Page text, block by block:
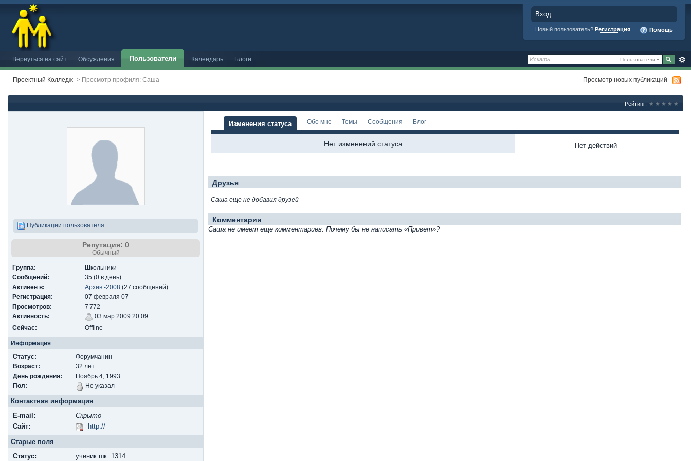
Вход
Новый пользователь? Регистрация Помощь
Пользователи
Вернуться на сайт Обсуждения Пользователи Календарь Блоги
Проектный Колледж > Просмотр профиля: Саша Просмотр новых публикаций
Рейтинг:
Публикации пользователя
Репутация: 0
Обычный
Группа:
Школьники
Сообщений:
35 (0 в день)
Активен в:
Архив -2008 (27 сообщений)
Регистрация:
07 февраля 07
Просмотров:
7 772
Активность:
03 мар 2009 20:09
Сейчас:
Offline
Информация
Статус:
Форумчанин
Возраст:
32 лет
День рождения:
Ноябрь 4, 1993
Пол:
Не указал
Контактная информация
E-mail:
Скрыто
Сайт:
http://
Старые поля
Cтатус:
ученик шк. 1314
Изменения статуса Обо мне Темы Сообщения Блог
Нет изменений статуса Нет действий
Друзья
Саша еще не добавил друзей
Комментарии
Саша не имеет еще комментариев. Почему бы не написать «Привет»?